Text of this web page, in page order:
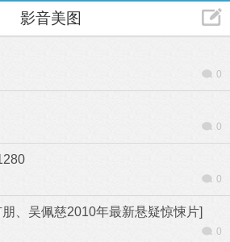
影音美图
0
0
0
、吴佩慈2010年最新悬疑惊悚片]
0